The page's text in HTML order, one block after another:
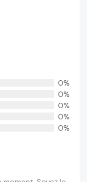
0%
0%
0%
0%
0%